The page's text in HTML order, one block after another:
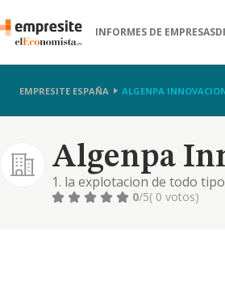
INFORMES DE EMPRESAS
EMPRESITE ESPAÑA ALGENPA
Algenpa
1. la explotacion de todo
cafeterias, bares, disco,
0/5( 0 votos)